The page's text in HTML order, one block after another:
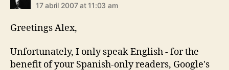
17 abril 2007 at 11:03 am
Greetings Alex,
Unfortunately, I only speak English - for the
benefit of your Spanish-only readers, Google's